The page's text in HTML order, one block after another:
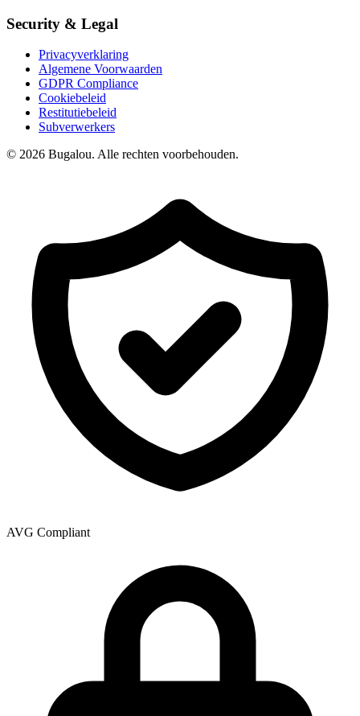
Security & Legal
Privacyverklaring
Algemene Voorwaarden
GDPR Compliance
Cookiebeleid
Restitutiebeleid
Subverwerkers
© 2026 Bugalou. Alle rechten voorbehouden.
AVG Compliant